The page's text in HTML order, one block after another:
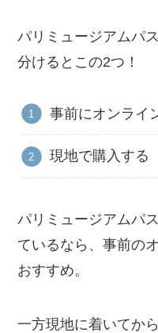
パリミュージアムパ
分けるとこの2つ！
事前にオンライ
現地で購入する
パリミュージアムパ
ているなら、事前の
おすすめ。
一方現地に着いてか